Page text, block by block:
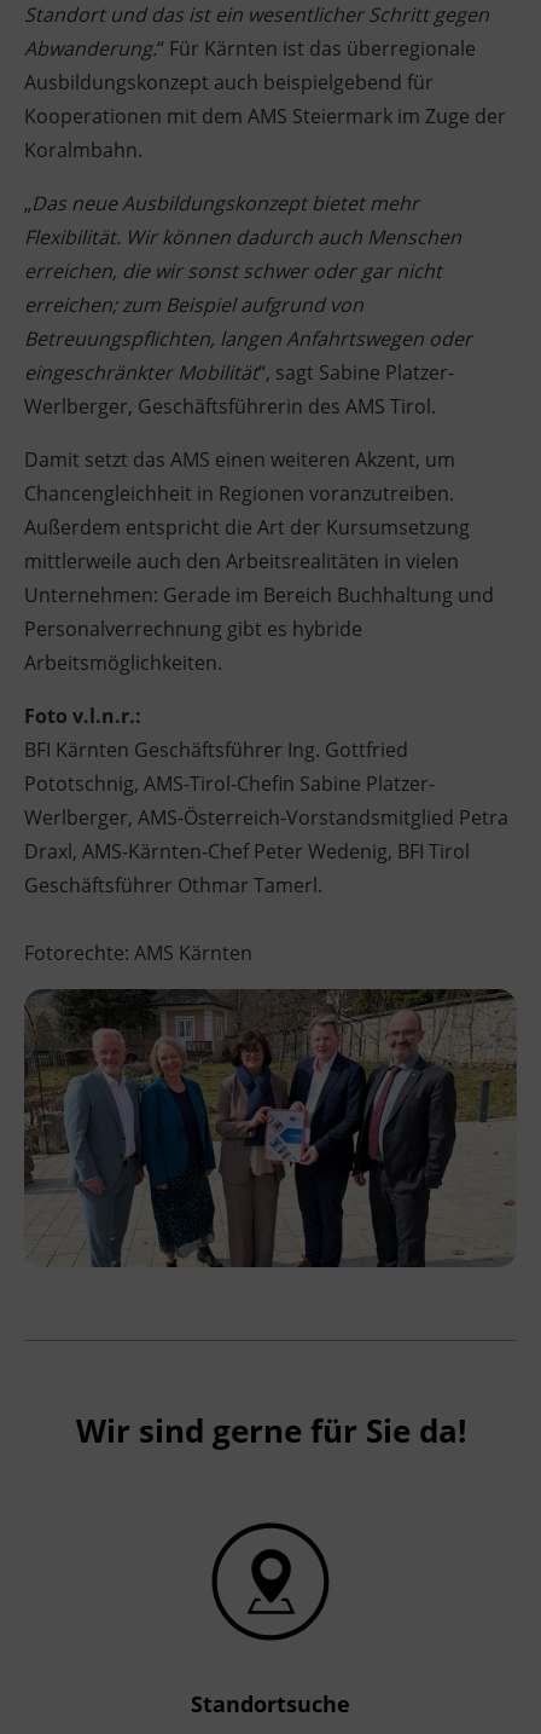
Standort und das ist ein wesentlicher Schritt gegen
Abwanderung.“ Für Kärnten ist das überregionale
Ausbildungskonzept auch beispielgebend für
Kooperationen mit dem AMS Steiermark im Zuge der
Koralmbahn.
„Das neue Ausbildungskonzept bietet mehr
Flexibilität. Wir können dadurch auch Menschen
erreichen, die wir sonst schwer oder gar nicht
erreichen; zum Beispiel aufgrund von
Betreuungspflichten, langen Anfahrtswegen oder
eingeschränkter Mobilität“, sagt Sabine Platzer-
Werlberger, Geschäftsführerin des AMS Tirol.
Damit setzt das AMS einen weiteren Akzent, um
Chancengleichheit in Regionen voranzutreiben.
Außerdem entspricht die Art der Kursumsetzung
mittlerweile auch den Arbeitsrealitäten in vielen
Unternehmen: Gerade im Bereich Buchhaltung und
Personalverrechnung gibt es hybride
Arbeitsmöglichkeiten.
Foto v.l.n.r.:
BFI Kärnten Geschäftsführer Ing. Gottfried
Pototschnig, AMS-Tirol-Chefin Sabine Platzer-
Werlberger, AMS-Österreich-Vorstandsmitglied Petra
Draxl, AMS-Kärnten-Chef Peter Wedenig, BFI Tirol
Geschäftsführer Othmar Tamerl.
Fotorechte: AMS Kärnten
Wir sind gerne für Sie da!
Standortsuche